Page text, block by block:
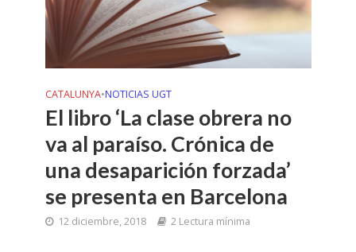
CATALUNYA•NOTICIAS UGT
El libro ‘La clase obrera no
va al paraíso. Crónica de
una desaparición forzada’
se presenta en Barcelona
12 diciembre, 2018 2 Lectura mínima